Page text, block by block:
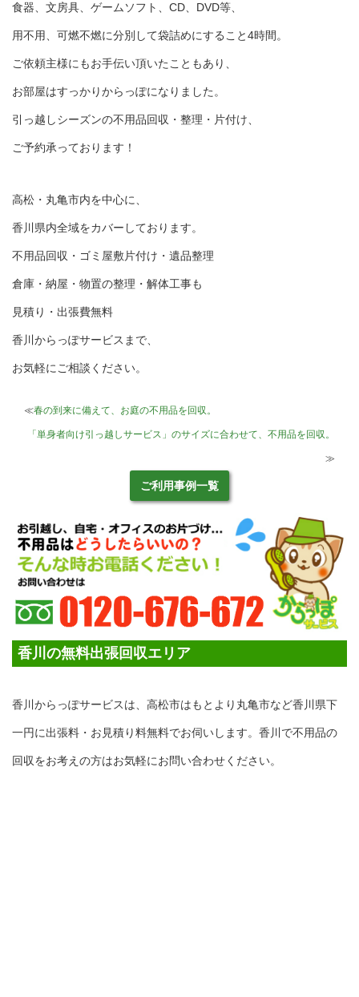
食器、文房具、ゲームソフト、CD、DVD等、
用不用、可燃不燃に分別して袋詰めにすること4時間。
ご依頼主様にもお手伝い頂いたこともあり、
お部屋はすっかりからっぽになりました。
引っ越しシーズンの不用品回収・整理・片付け、
ご予約承っております！
高松・丸亀市内を中心に、
香川県内全域をカバーしております。
不用品回収・ゴミ屋敷片付け・遺品整理
倉庫・納屋・物置の整理・解体工事も
見積り・出張費無料
香川からっぽサービスまで、
お気軽にご相談ください。
≪春の到来に備えて、お庭の不用品を回収。
「単身者向け引っ越しサービス」のサイズに合わせて、不用品を回収。
≫
ご利用事例一覧
香川の無料出張回収エリア
香川からっぽサービスは、高松市はもとより丸亀市など香川県下
一円に出張料・お見積り料無料でお伺いします。香川で不用品の
回収をお考えの方はお気軽にお問い合わせください。